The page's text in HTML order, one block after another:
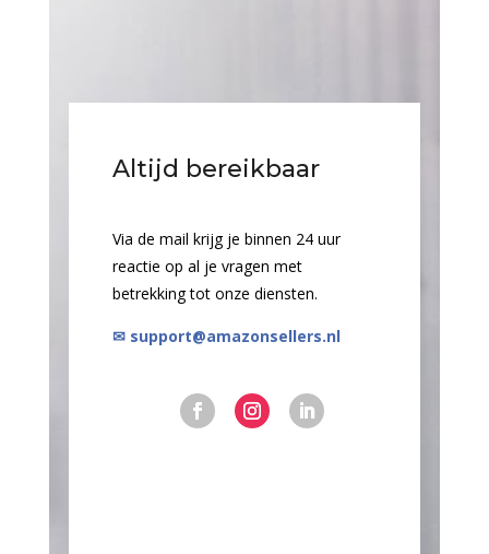
Altijd bereikbaar
Via de mail krijg je binnen 24 uur
reactie op al je vragen met
betrekking tot onze diensten.
✉ support@amazonsellers.nl